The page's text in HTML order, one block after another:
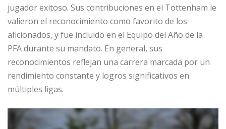
jugador exitoso. Sus contribuciones en el Tottenham le
valieron el reconocimiento como favorito de los
aficionados, y fue incluido en el Equipo del Año de la
PFA durante su mandato. En general, sus
reconocimientos reflejan una carrera marcada por un
rendimiento constante y logros significativos en
múltiples ligas.